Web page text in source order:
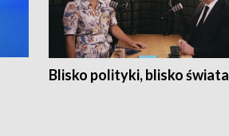
Blisko polityki, blisko świata